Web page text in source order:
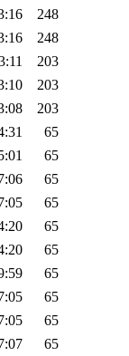
248
248
203
203
203
65
65
65
65
65
65
65
65
65
65